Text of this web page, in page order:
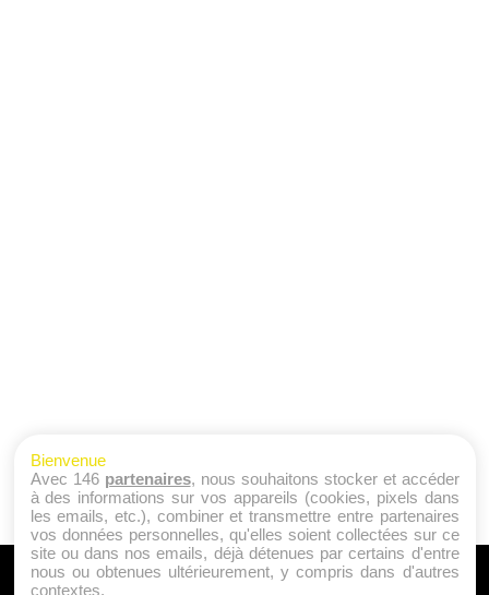
A PROPOS
Bienvenue
Avec 146 partenaires, nous souhaitons stocker et accéder
à des informations sur vos appareils (cookies, pixels dans
les emails, etc.), combiner et transmettre entre partenaires
vos données personnelles, qu'elles soient collectées sur ce
site ou dans nos emails, déjà détenues par certains d'entre
nous ou obtenues ultérieurement, y compris dans d'autres
contextes.